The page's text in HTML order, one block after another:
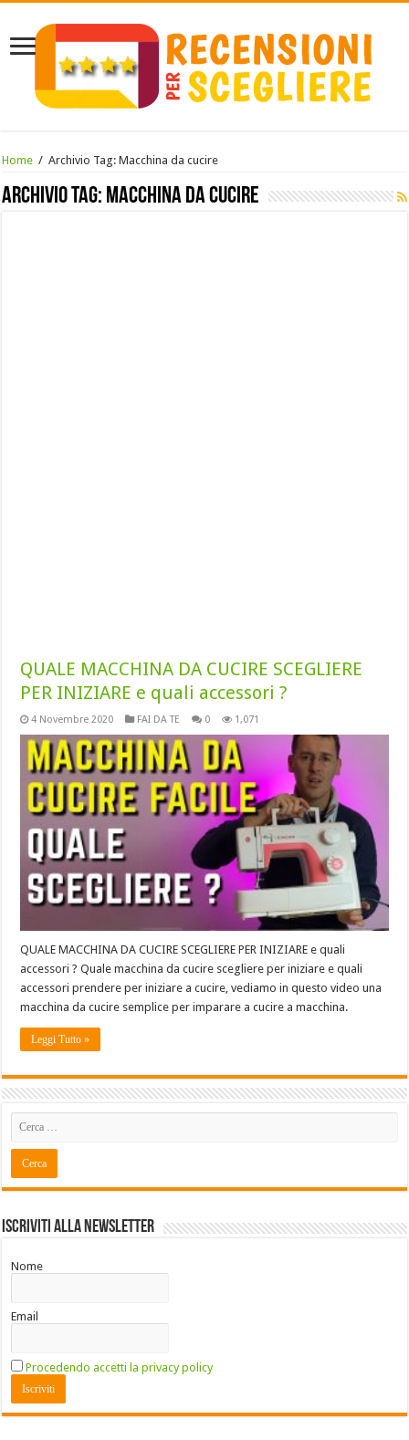
Home / Archivio Tag:Macchina da cucire
Archivio Tag: Macchina da cucire
QUALE MACCHINA DA CUCIRE SCEGLIERE
PER INIZIARE e quali accessori ?
4 Novembre 2020 FAI DA TE 0 1,071
QUALE MACCHINA DA CUCIRE SCEGLIERE PER INIZIARE e quali
accessori ? Quale macchina da cucire scegliere per iniziare e quali
accessori prendere per iniziare a cucire, vediamo in questo video una
macchina da cucire semplice per imparare a cucire a macchina.
Leggi Tutto »
Iscriviti alla Newsletter
Nome
Email
Procedendo accetti la privacy policy